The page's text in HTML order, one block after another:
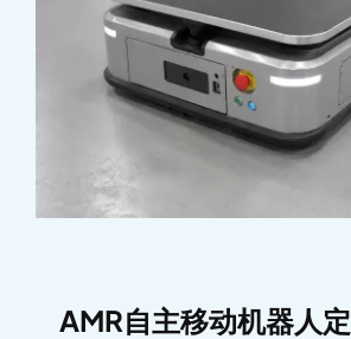
AMR自主移动机器人